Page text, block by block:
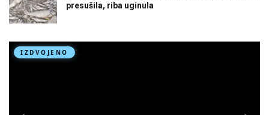
presušila, riba uginula